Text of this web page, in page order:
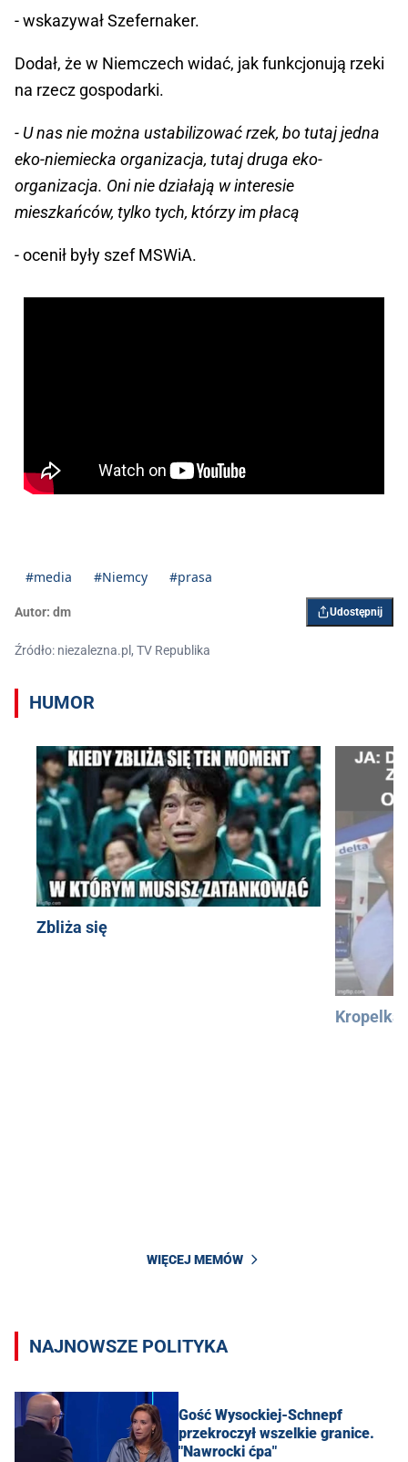
- wskazywał Szefernaker.
Dodał, że w Niemczech widać, jak funkcjonują rzeki
na rzecz gospodarki.
- U nas nie można ustabilizować rzek, bo tutaj jedna
eko-niemiecka organizacja, tutaj druga eko-
organizacja. Oni nie działają w interesie
mieszkańców, tylko tych, którzy im płacą
- ocenił były szef MSWiA.
#media #Niemcy #prasa
Autor: dm Udostępnij
Źródło: niezalezna.pl, TV Republika
HUMOR
Zbliża się
Kropelka
WIĘCEJ MEMÓW
NAJNOWSZE POLITYKA
Gość Wysockiej-Schnepf
przekroczył wszelkie granice.
"Nawrocki ćpa"